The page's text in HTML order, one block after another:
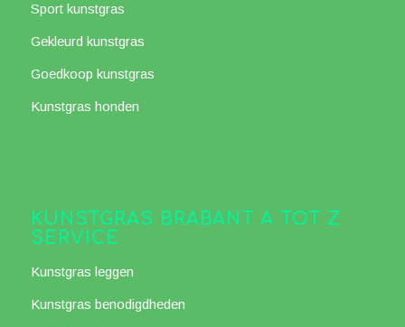
Sport kunstgras
Gekleurd kunstgras
Goedkoop kunstgras
Kunstgras honden
KUNSTGRAS BRABANT A TOT Z
SERVICE
Kunstgras leggen
Kunstgras benodigdheden